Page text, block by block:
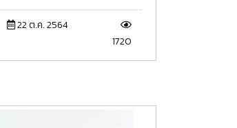
22 ต.ค. 2564
1720